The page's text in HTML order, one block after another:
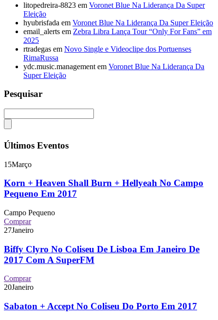
litopedreira-8823 em Voronet Blue Na Liderança Da Super
Eleição
hyubrisfada em Voronet Blue Na Liderança Da Super Eleição
email_alerts em Zebra Libra Lança Tour “Only For Fans” em
2025
rtradegas em Novo Single e Videoclipe dos Portuenses
RimaRussa
ydc.music.management em Voronet Blue Na Liderança Da
Super Eleição
Pesquisar
Últimos Eventos
15Março
Korn + Heaven Shall Burn + Hellyeah No Campo
Pequeno Em 2017
Campo Pequeno
Comprar
27Janeiro
Biffy Clyro No Coliseu De Lisboa Em Janeiro De
2017 Com A SuperFM
Comprar
20Janeiro
Sabaton + Accept No Coliseu Do Porto Em 2017